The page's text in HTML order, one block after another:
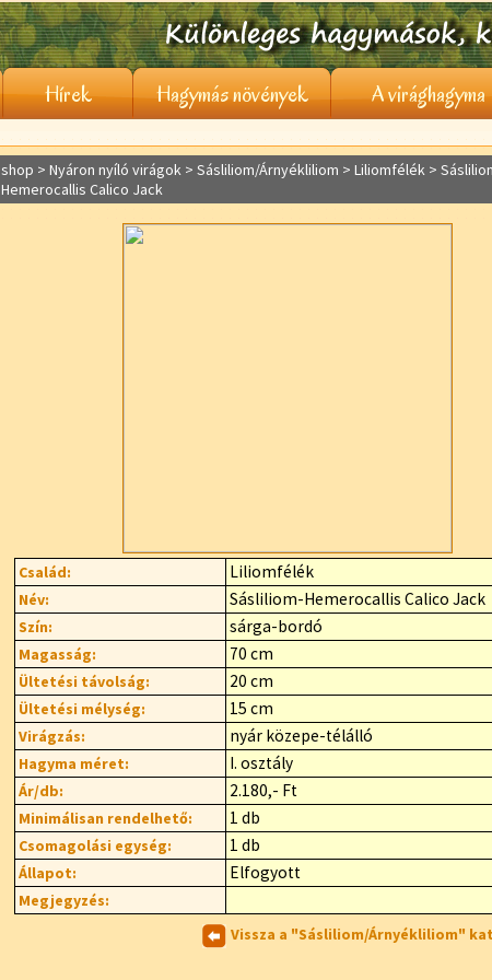
Hírek Hagymás növények A virághagyma
shop > Nyáron nyíló virágok > Sásliliom/Árnyékliliom > Liliomfélék >
Hemerocallis Calico Jack
Család: Liliomfélék
Név: Sásliliom-Hemerocallis Calico Jack
Szín: sárga-bordó
Magasság: 70 cm
Ültetési távolság: 20 cm
Ültetési mélység: 15 cm
Virágzás: nyár közepe-télálló
Hagyma méret: I. osztály
Ár/db: 2.180,- Ft
Minimálisan rendelhető: 1 db
Csomagolási egység: 1 db
Állapot: Elfogyott
Megjegyzés:
Vissza a "Sásliliom/Árnyékliliom"